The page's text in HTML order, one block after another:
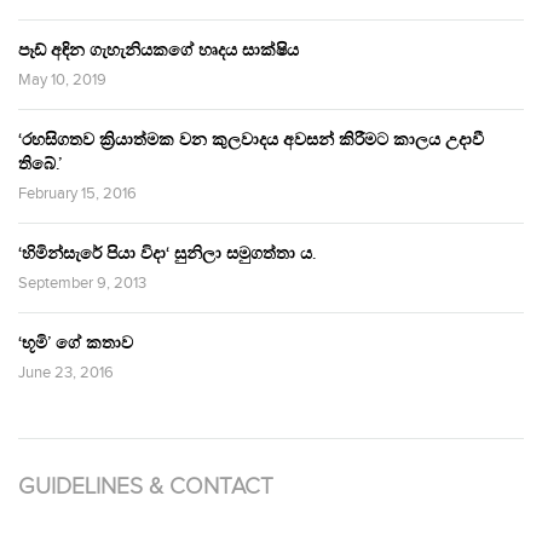
පෑඩ් අඳින ගැහැනියකගේ හෘදය සාක්ෂිය
May 10, 2019
‘රහසිගතව ක්‍රියාත්මක වන කුලවාදය අවසන් කිරීමට කාලය උදාවී
තිබේ.’
February 15, 2016
‘හිමින්සැරේ පියා විදා‘ සුනිලා සමුගත්තා ය.
September 9, 2013
‘භූමි’ ගේ කතාව
June 23, 2016
GUIDELINES & CONTACT